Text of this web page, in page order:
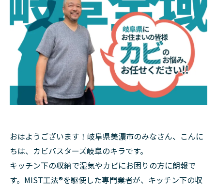
おはようございます！岐阜県美濃市のみなさん、こんに
ちは、カビバスターズ岐阜のキラです。
キッチン下の収納で湿気やカビにお困りの方に朗報で
す。MIST工法®を駆使した専門業者が、キッチン下の収